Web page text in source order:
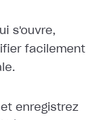
s'ouvre,
facilement
et enregistrez